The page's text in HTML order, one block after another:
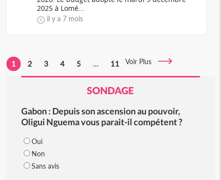
2025 à Lomé...
il y a 7 mois
1 2 3 4 5 ... 11 Voir Plus
SONDAGE
Gabon : Depuis son ascension au pouvoir,
Oligui Nguema vous parait-il compétent ?
Oui
Non
Sans avis